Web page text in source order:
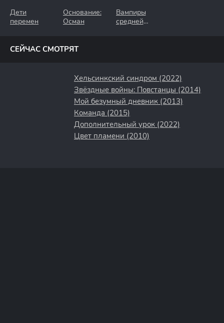
Дети
перемен
Основание:
Осман
Вампиры
средней
СЕЙЧАС СМОТРЯТ
Хельсинкский синдром (2022)
Звёздные войны: Повстанцы (2014)
Мой безумный дневник (2013)
Команда (2015)
Дополнительный урок (2022)
Цвет пламени (2010)